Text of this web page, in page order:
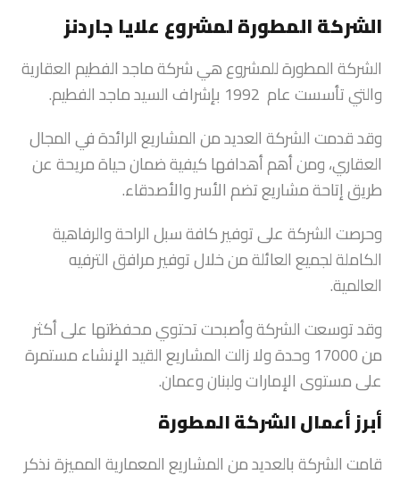
الشركة المطورة لمشروع علايا جاردنز
الشركة المطورة للمشروع هي شركة ماجد الفطيم العقارية
والتي تأسست عام 1992 بإشراف السيد ماجد الفطيم.
وقد قدمت الشركة العديد من المشاريع الرائدة في المجال
العقاري، ومن أهم أهدافها كيفية ضمان حياة مريحة عن
طريق إتاحة مشاريع تضم الأسر والأصدقاء.
وحرصت الشركة على توفير كافة سبل الراحة والرفاهية
الكاملة لجميع العائلة من خلال توفير مرافق الترفيه
العالمية.
وقد توسعت الشركة وأصبحت تحتوي محفظتها على أكثر
من 17000 وحدة ولا زالت المشاريع القيد الإنشاء مستمرة
على مستوى الإمارات ولبنان وعمان.
أبرز أعمال الشركة المطورة
قامت الشركة بالعديد من المشاريع المعمارية المميزة نذكر